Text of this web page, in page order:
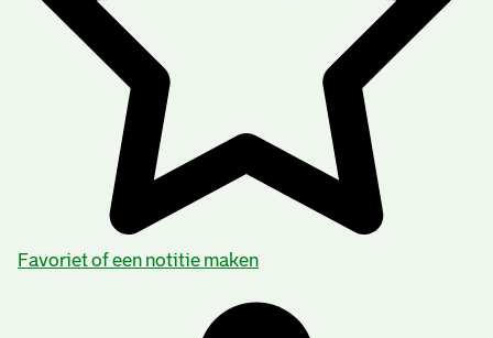
Favoriet of een notitie maken